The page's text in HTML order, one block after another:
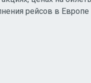
рейсов в Европе